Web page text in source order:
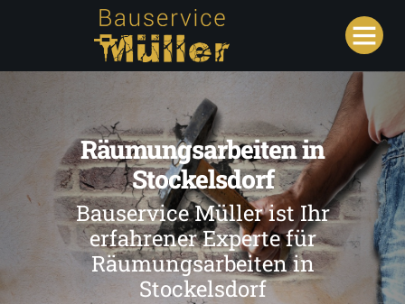
Räumungsarbeiten in
Stockelsdorf
Bauservice Müller ist Ihr
erfahrener Experte für
Räumungsarbeiten in
Stockelsdorf